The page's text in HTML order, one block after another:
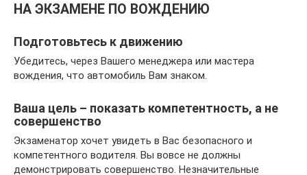
НА ЭКЗАМЕНЕ ПО ВОЖДЕНИЮ
Подготовьтесь к движению
Убедитесь, через Вашего менеджера или мастера
вождения, что автомобиль Вам знаком.
Ваша цель – показать компетентность, а не
совершенство
Экзаменатор хочет увидеть в Вас безопасного и
компетентного водителя. Вы вовсе не должны
демонстрировать совершенство. Незначительные